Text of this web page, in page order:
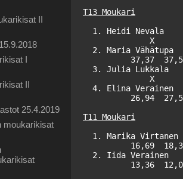
T13 Moukari
1. Heidi Nevala
X
2. Maria Vähätupa
37,37
3. Julia Lukkala
X
4. Elina Verainen
26,94
T11 Moukari
1. Marika Virtanen
16,69
2. Iida Verainen
II
I
II
25.4.2019
moukarikisat